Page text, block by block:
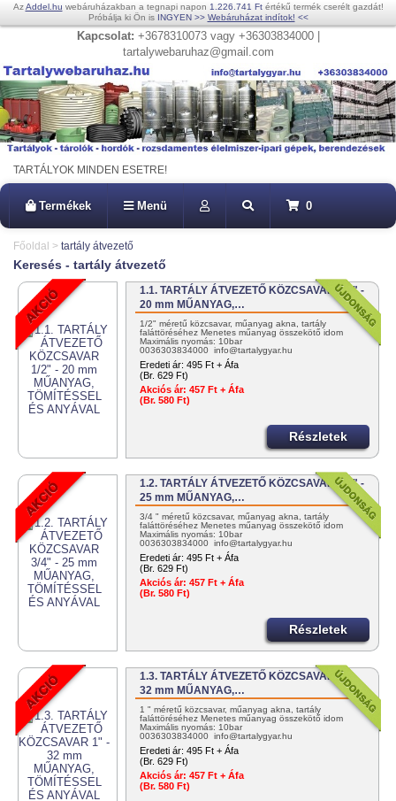
AzAddel.hu webáruházakban a tegnapi napon 1.226.741 Ftértékű termék cserélt gazdát!
Próbálja ki Ön is INGYEN >> Webáruházat indítok! <<
Kapcsolat: +3678310073 vagy +36303834000 |
tartalywebaruhaz@gmail.com
TARTÁLYOK MINDEN ESETRE!
Termékek Menü 0
Főoldal > tartály átvezető
Keresés - tartály átvezető
1.1. TARTÁLY ÁTVEZETŐ KÖZCSAVAR 1/2" -
20 mm MŰANYAG,…
1/2" méretű közcsavar, műanyag akna, tartály
faláttöréséhez Menetes műanyag összekötő idom
Maximális nyomás: 10bar
0036303834000 info@tartalygyar.hu
Eredeti ár: 495 Ft + Áfa
(Br. 629 Ft)
Akciós ár: 457 Ft + Áfa
(Br. 580 Ft)
Részletek
1.2. TARTÁLY ÁTVEZETŐ KÖZCSAVAR 3/4" -
25 mm MŰANYAG,…
3/4 " méretű közcsavar, műanyag akna, tartály
faláttöréséhez Menetes műanyag összekötő idom
Maximális nyomás: 10bar
0036303834000 info@tartalygyar.hu
Eredeti ár: 495 Ft + Áfa
(Br. 629 Ft)
Akciós ár: 457 Ft + Áfa
(Br. 580 Ft)
Részletek
1.3. TARTÁLY ÁTVEZETŐ KÖZCSAVAR 1" -
32 mm MŰANYAG,…
1 " méretű közcsavar, műanyag akna, tartály
faláttöréséhez Menetes műanyag összekötő idom
Maximális nyomás: 10bar
0036303834000 info@tartalygyar.hu
Eredeti ár: 495 Ft + Áfa
(Br. 629 Ft)
Akciós ár: 457 Ft + Áfa
(Br. 580 Ft)